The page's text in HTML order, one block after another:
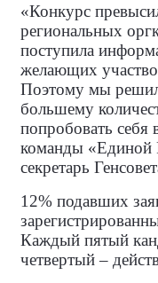
«Конкурс
региональных
поступила
желающих
Поэтому мы
большему
попробовать себя
команды «Единой
секретарь
12% подавших
Каждый пятый
четвертый –